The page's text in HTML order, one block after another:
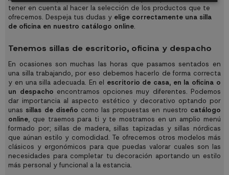
tener en cuenta al hacer la selección de los productos que te
ofrecemos. Despeja tus dudas y elige correctamente una silla
de oficina en nuestro catálogo online.
Tenemos sillas de escritorio, oficina y despacho
En ocasiones son muchas las horas que pasamos sentados en
una silla trabajando, por eso debemos hacerlo de forma correcta
y en una silla adecuada. En el escritorio de casa, en la oficina o
un despacho encontramos opciones muy diferentes. Podemos
dar importancia al aspecto estético y decorativo optando por
unas sillas de diseño como las propuestas en nuestro catálogo
online, que traemos para ti y te mostramos en un amplio menú
formado por;sillas de madera,sillas tapizadas ysillas nórdicas
que aúnan estilo y comodidad. Te ofrecemos otros modelos más
clásicos y ergonómicos para que puedas valorar cuales son las
necesidades para completar tu decoración aportando un estilo
más personal y funcional a la estancia.